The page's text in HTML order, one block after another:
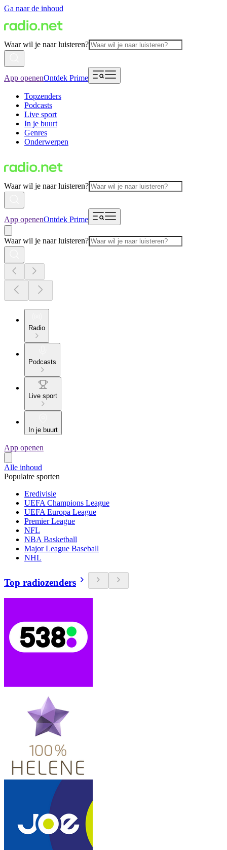
Ga naar de inhoud
Waar wil je naar luisteren?
App openenOntdek Prime
Topzenders
Podcasts
Live sport
In je buurt
Genres
Onderwerpen
Waar wil je naar luisteren?
App openenOntdek Prime
Waar wil je naar luisteren?
Radio
Podcasts
Live sport
In je buurt
App openen
Alle inhoud
Populaire sporten
Eredivisie
UEFA Champions League
UEFA Europa League
Premier League
NFL
NBA Basketball
Major League Baseball
NHL
Top radiozenders